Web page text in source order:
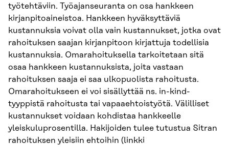
työtehtäviin. Työajanseuranta on osa hankkeen
kirjanpitoaineistoa. Hankkeen hyväksyttäviä
kustannuksia voivat olla vain kustannukset, jotka ovat
rahoituksen saajan kirjanpitoon kirjattuja todellisia
kustannuksia. Omarahoituksella tarkoitetaan sitä
osaa hankkeen kustannuksista, joita vastaan
rahoituksen saaja ei saa ulkopuolista rahoitusta.
Omarahoitukseen ei voi sisällyttää ns. in-kind-
tyyppistä rahoitusta tai vapaaehtoistyötä. Välilliset
kustannukset voidaan kohdistaa hankkeelle
yleiskuluprosentilla. Hakijoiden tulee tutustua Sitran
rahoituksen yleisiin ehtoihin (linkki